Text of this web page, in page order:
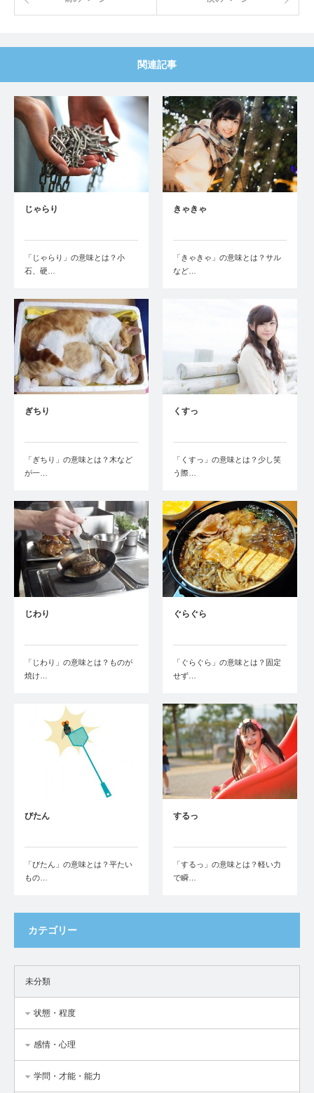
関連記事
じゃらり
「じゃらり」の意味とは？小
石、硬…
きゃきゃ
「きゃきゃ」の意味とは？サル
など…
ぎちり
「ぎちり」の意味とは？木など
が一…
くすっ
「くすっ」の意味とは？少し笑
う際…
じわり
「じわり」の意味とは？ものが
焼け…
ぐらぐら
「ぐらぐら」の意味とは？固定
せず…
びたん
「びたん」の意味とは？平たい
もの…
するっ
「するっ」の意味とは？軽い力
で瞬…
カテゴリー
未分類
状態・程度
感情・心理
学問・才能・能力